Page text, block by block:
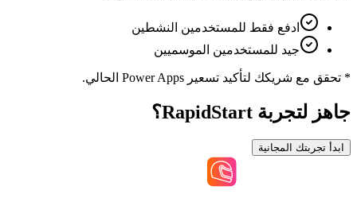
ادفع فقط للمستخدمين النشطين
جيد للمستخدمين الموسميين
* تحقق مع شريكك لتأكيد تسعير Power Apps الحالي.
جاهز لتجربة RapidStart؟
ابدأ تجربتك المجانية